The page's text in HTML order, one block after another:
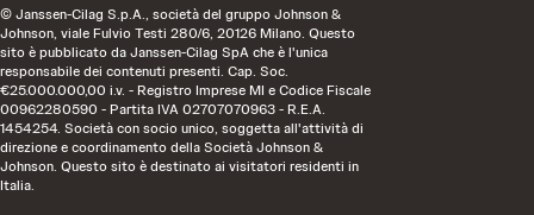
© Janssen-Cilag S.p.A., società del gruppo Johnson &
Johnson, viale Fulvio Testi 280/6, 20126 Milano. Questo
sito è pubblicato da Janssen-Cilag SpA che è l'unica
responsabile dei contenuti presenti. Cap. Soc.
€25.000.000,00 i.v. - Registro Imprese MI e Codice Fiscale
00962280590 - Partita IVA 02707070963 - R.E.A.
1454254. Società con socio unico, soggetta all'attività di
direzione e coordinamento della Società Johnson &
Johnson. Questo sito è destinato ai visitatori residenti in
Italia.